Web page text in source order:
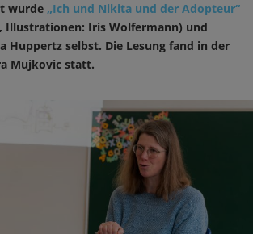
wurde „Ich und Nikita und der Adopteur“
Illustrationen: Iris Wolfermann) und
Huppertz selbst. Die Lesung fand in der
Mujkovic statt.